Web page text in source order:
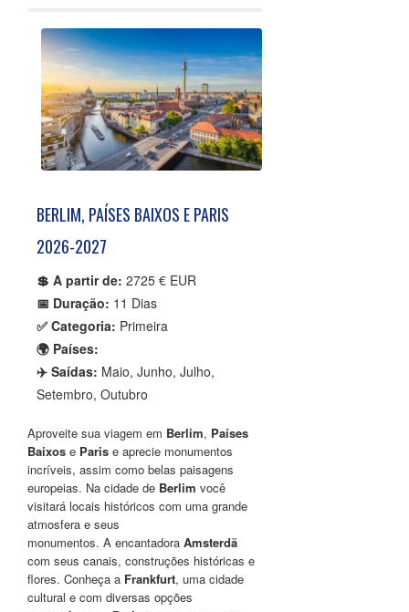
BERLIM, PAÍSES BAIXOS E PARIS
2026-2027
💲 A partir de: 2725 € EUR
📅 Duração: 11 Dias
✅ Categoria: Primeira
🌍 Países:
✈️ Saídas: Maio, Junho, Julho,
Setembro, Outubro
Aproveite sua viagem em Berlim, Países
Baixos e Paris e aprecie monumentos
incríveis, assim como belas paisagens
europeias. Na cidade de Berlim você
visitará locais históricos com uma grande
atmosfera e seus
monumentos. A encantadora Amsterdã
com seus canais, construções históricas e
flores. Conheça a Frankfurt, uma cidade
cultural e com diversas opções